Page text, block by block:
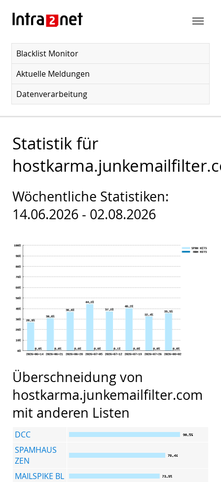
Blacklist Monitor
Aktuelle Meldungen
Datenverarbeitung
Statistik für
Wöchentliche Statistiken:
14.06.2026 - 02.08.2026
Überschneidung von
hostkarma.junkemailfilter.com
mit anderen Listen
DCC
SPAMHAUS
ZEN
MAILSPIKE BL